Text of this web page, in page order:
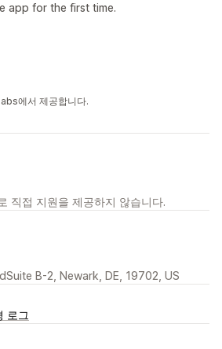
app for the first time.
에서 제공합니다.
직접 지원을 제공하지 않습니다.
B-2, Newark, DE, 19702, US
로그